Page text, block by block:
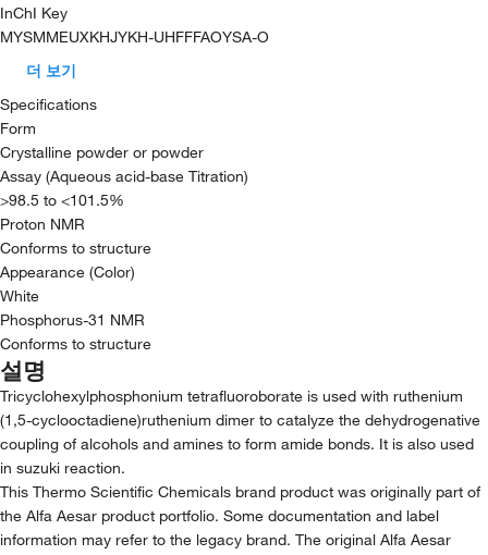
InChI Key
MYSMMEUXKHJYKH-UHFFFAOYSA-O
더 보기
Specifications
Form
Crystalline powder or powder
Assay (Aqueous acid-base Titration)
>98.5 to <101.5%
Proton NMR
Conforms to structure
Appearance (Color)
White
Phosphorus-31 NMR
Conforms to structure
설명
Tricyclohexylphosphonium tetrafluoroborate is used with ruthenium
(1,5-cyclooctadiene)ruthenium dimer to catalyze the dehydrogenative
coupling of alcohols and amines to form amide bonds. It is also used
in suzuki reaction.
This Thermo Scientific Chemicals brand product was originally part of
the Alfa Aesar product portfolio. Some documentation and label
information may refer to the legacy brand. The original Alfa Aesar